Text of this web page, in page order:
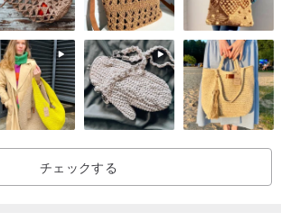
メイド革製品ブランド re:cycle です。
品質な革製品のデザインに重点を置いていま
大切に、一体成型で作り上げています。
量で軽量チェックする